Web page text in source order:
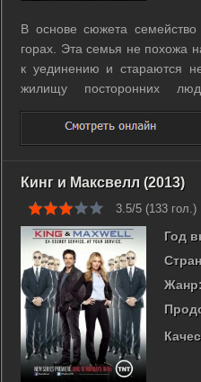
В основе сюжета
горах. Эта семья не похожа
к уединению и стараются
жилищу посторонних
таинственными и даже
которые не привыкли к
обстоятельство только на руку
Кинг и Максвелл (2013)
3.5/5 (133 гол.)
Год
Жанр: